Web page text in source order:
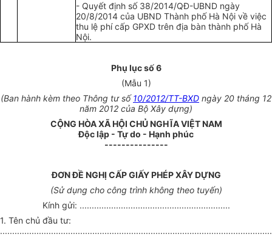
- Quyết định số 38/2014/QĐ-UBND ngày
20/8/2014 của UBND Thành phố Hà Nội về việc
thu lệ phí cấp GPXD trên địa bàn thành phố Hà
Nội.
Phụ lục số6
(Mẫu 1)
(Ban hành kèm theo Thông tư số10/2012/TT-BXD ngày 20 tháng 12
năm 2012 của Bộ Xây dựng)
CỘNG HÒA XÃ HỘI CHỦ NGHĨA VIỆT NAM
Độc lập - Tự do - Hạnh phúc
---------------
ĐƠN ĐỀ NGHỊ CẤP GIẤY PHÉP XÂY DỰNG
(Sử dụng cho công trình không theo tuyến)
Kính gửi: ..............................................................
1. Tên chủ đầu tư:
.....................................................................................